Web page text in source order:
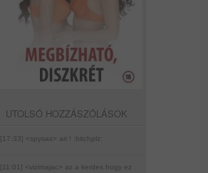
UTOLSÓ HOZZÁSZÓLÁSOK
[17:33] <spysas> ari ! :bitchplz:
[11:01] <vizimajac> az a kerdes hogy ez